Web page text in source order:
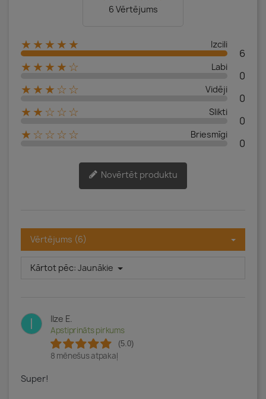
6 Vērtējums
★★★★★ Izcili
6
★★★★☆
Labi
0
★★★☆☆
Vidēji
0
★★☆☆☆
Slikti
0
★☆☆☆☆
Briesmīgi
0
Novērtēt produktu
Vērtējums (6)
Kārtot pēc: Jaunākie
I Ilze E.
Apstiprināts pirkums
(5.0)
8 mēnešus atpakaļ
Super!